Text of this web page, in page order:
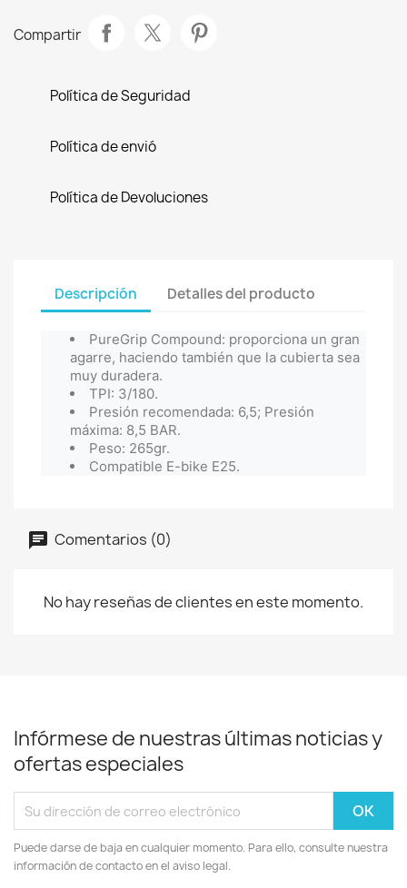
Compartir
Política de Seguridad
Política de envió
Política de Devoluciones
Descripción Detalles del producto
PureGrip Compound: proporciona un gran
agarre, haciendo también que la cubierta sea
muy duradera.
TPI: 3/180.
Presión recomendada: 6,5; Presión
máxima: 8,5 BAR.
Peso: 265gr.
Compatible E-bike E25.
Comentarios (0)
No hay reseñas de clientes en este momento.
Infórmese de nuestras últimas noticias y
ofertas especiales
Puede darse de baja en cualquier momento. Para ello, consulte nuestra
información de contacto en el aviso legal.